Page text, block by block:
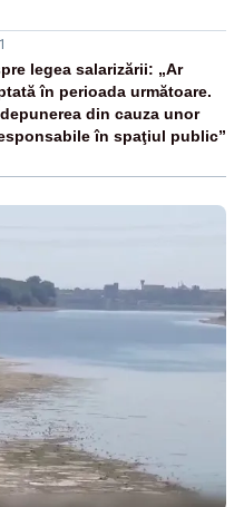
legea salarizării: „Ar
în perioada următoare.
din cauza unor
în spaţiul public”